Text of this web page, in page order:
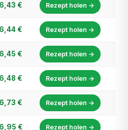
6,43 € Rezept holen →
6,44 € Rezept holen →
6,45 € Rezept holen →
6,48 € Rezept holen →
6,73 € Rezept holen →
6,95 € Rezept holen →